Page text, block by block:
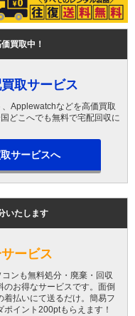
買取中！
取サービス
Applewatchなどを高価買取
どこへでも無料で宅配回収に
サービスへ
いたします
ービス
ンも無料処分・廃棄・回収
お得なサービスです。面倒
着払いにて送るだけ。簡易フ
イント200ptもらえます！